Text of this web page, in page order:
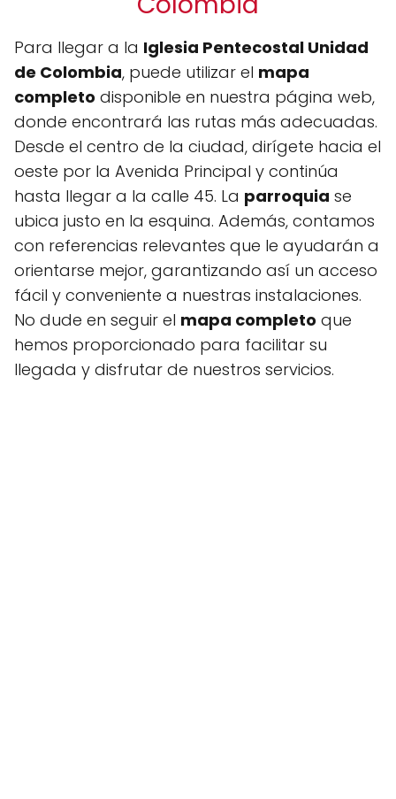
Para llegar a la Iglesia Pentecostal Unidad
de Colombia, puede utilizar el mapa
completo disponible en nuestra página web,
donde encontrará las rutas más adecuadas.
Desde el centro de la ciudad, dirígete hacia el
oeste por la Avenida Principal y continúa
hasta llegar a la calle 45. La parroquia se
ubica justo en la esquina. Además, contamos
con referencias relevantes que le ayudarán a
orientarse mejor, garantizando así un acceso
fácil y conveniente a nuestras instalaciones.
No dude en seguir el mapa completo que
hemos proporcionado para facilitar su
llegada y disfrutar de nuestros servicios.